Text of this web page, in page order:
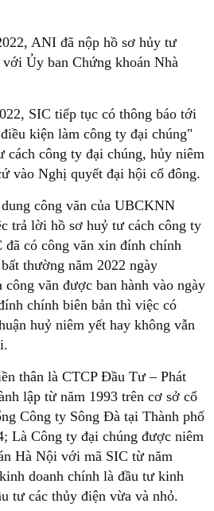
ANI đã nộp hồ sơ hủy tư
Ủy ban Chứng khoán Nhà
SIC tiếp tục có thông báo tới
kiện làm công ty đại chúng"
cách công ty đại chúng, hủy niêm
vào Nghị quyết đại hội cổ đông.
công văn của UBCKNN
trả lời hồ sơ huỷ tư cách công ty
đã có công văn xin đính chính
thường năm 2022 ngày
văn được ban hành vào ngày
chính biên bản thì việc có
huỷ niêm yết hay không vẫn
thân là CTCP Đầu Tư – Phát
lập từ năm 1993 trên cơ sở cổ
Công ty Sông Đà tại Thành phố
Là Công ty đại chúng được niêm
Hà Nội với mã SIC từ năm
doanh chính là đầu tư kinh
tư các thủy điện vừa và nhỏ.